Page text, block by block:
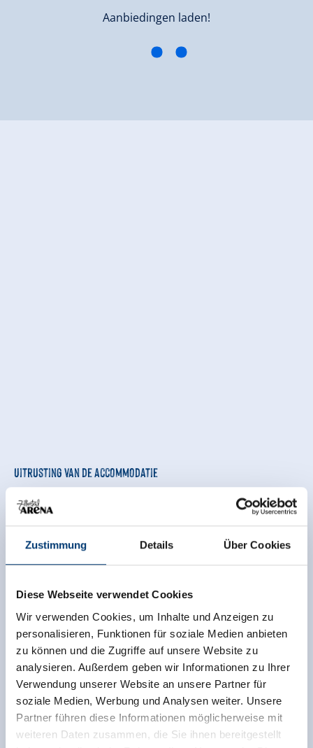
Zustimmung Details Über Cookies
Diese Webseite verwendet Cookies
Wir verwenden Cookies, um Inhalte und Anzeigen zu
personalisieren, Funktionen für soziale Medien anbieten
zu können und die Zugriffe auf unsere Website zu
analysieren. Außerdem geben wir Informationen zu Ihrer
Verwendung unserer Website an unsere Partner für
soziale Medien, Werbung und Analysen weiter. Unsere
Partner führen diese Informationen möglicherweise mit
weiteren Daten zusammen, die Sie ihnen bereitgestellt
Aanbiedingen laden!
Uitrusting van de accommodatie
🜉WLAN
🔮Huisdieren toegestaan 🍺 gezinsvriendelijk
🐈
Ligging
Op een heuvel gelegen Direct aan de skipiste
Rustige ligging